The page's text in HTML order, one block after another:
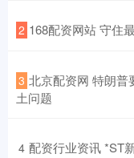
2 ​168配资网站 守住
3 北京配资网 特朗普
土问题
4 配资行业资讯 *ST